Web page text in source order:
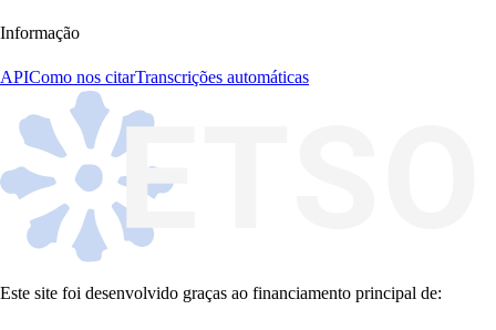
Informação
APIComo nos citarTranscrições automáticas
Este site foi desenvolvido graças ao financiamento principal de: